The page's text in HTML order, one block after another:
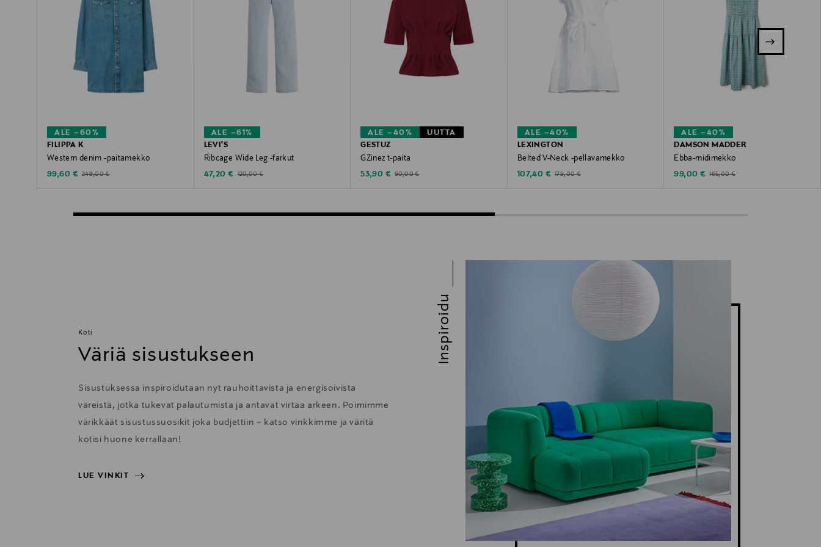
ALE –60%
FILIPPA K
Western denim -paitamekko
Discounted Price
99,60 € Original Price
249,00 €
ALE –61%
LEVI'S
Ribcage Wide Leg -farkut
Discounted Price
47,20 € Original Price
120,00 €
ALE –40%
UUTTA
GESTUZ
GZinez t-paita
Discounted Price
53,90 € Original Price
90,00 €
ALE –40%
LEXINGTON
Belted V-Neck -pellavamekko
Discounted Price
107,40 € Original Price
179,00 €
ALE –40%
DAMSON MADDER
Ebba-midimekko
Discounted Price
99,00 € Original Price
165,00 €
Koti
Väriä sisustukseen
Sisustuksessa inspiroidutaan nyt rauhoittavista ja energisoivista
väreistä, jotka tukevat palautumista ja antavat virtaa arkeen. Poimimme
värikkäät sisustussuosikit joka budjettiin – katso vinkkimme ja väritä
kotisi huone kerrallaan!
LUE VINKIT
Inspiroidu